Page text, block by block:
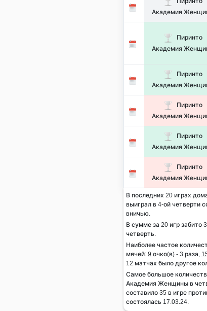
Академия
Пиринто
Академия
Пиринто
Академия
Пиринто
Академия
Пиринто
Академия
Пиринто
Академия
В последних 20 играх
выиграл в 4-ой четверти
вничью.
В сумме за 20 игр забито
четверть.
Наиболее частое
мячей: 9 очко(в) - 3 раза,
12 матчах было другое
Самое большое
Академия Женщины в
составило 35 в игре
состоялась 17.03.24.